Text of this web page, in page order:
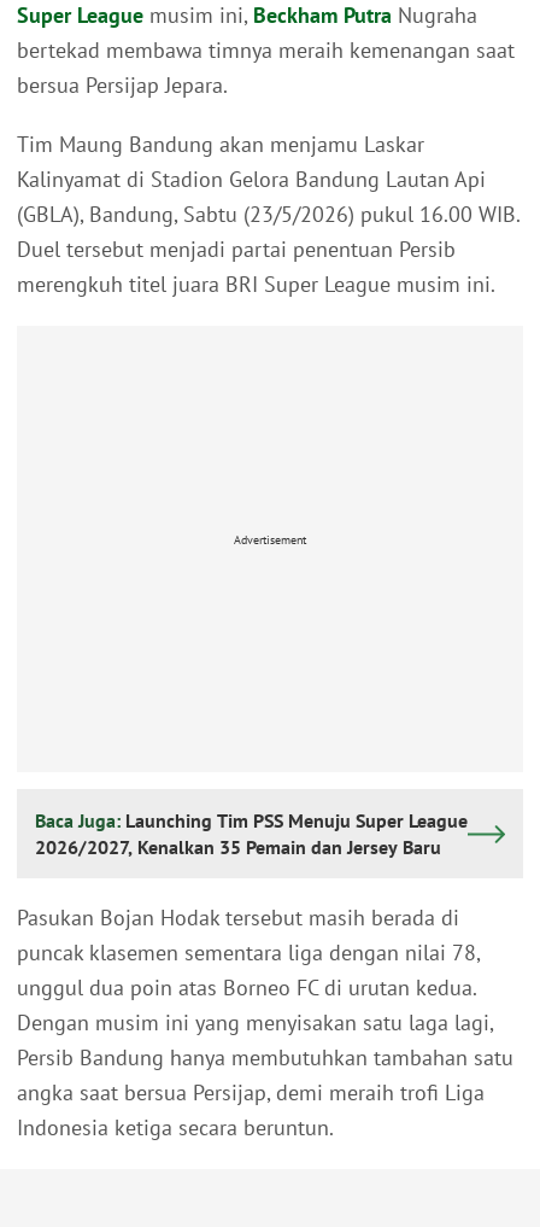
Super League musim ini, Beckham Putra Nugraha
bertekad membawa timnya meraih kemenangan saat
bersua Persijap Jepara.
Tim Maung Bandung akan menjamu Laskar
Kalinyamat di Stadion Gelora Bandung Lautan Api
(GBLA), Bandung, Sabtu (23/5/2026) pukul 16.00 WIB.
Duel tersebut menjadi partai penentuan Persib
merengkuh titel juara BRI Super League musim ini.
Advertisement
Baca Juga: Launching Tim PSS Menuju Super League
2026/2027, Kenalkan 35 Pemain dan Jersey Baru
Pasukan Bojan Hodak tersebut masih berada di
puncak klasemen sementara liga dengan nilai 78,
unggul dua poin atas Borneo FC di urutan kedua.
Dengan musim ini yang menyisakan satu laga lagi,
Persib Bandung hanya membutuhkan tambahan satu
angka saat bersua Persijap, demi meraih trofi Liga
Indonesia ketiga secara beruntun.